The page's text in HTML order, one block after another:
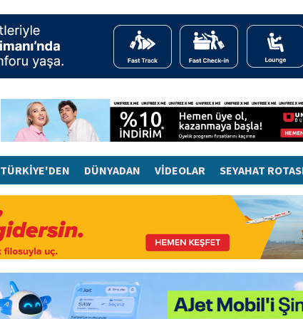
TÜRKİYE'DEN DÜNYADAN VİDEOLAR SEYAHAT